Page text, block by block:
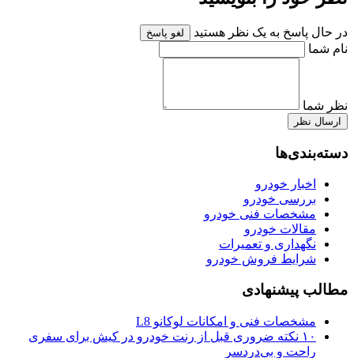
در حال پاسخ به یک نظر هستید لغو پاسخ
نام شما
نظر شما
ارسال نظر
دسته‌بندی‌ها
اخبار خودرو
بررسی خودرو
مشخصات فنی خودرو
مقالات خودرو
نگهداری و تعمیرات
شرایط فروش خودرو
مطالب پیشنهادی
مشخصات فنی و امکانات لوکانو L8
۱۰ نکته ضروری قبل از رنت خودرو در کیش برای سفری
راحت و بی‌دردسر